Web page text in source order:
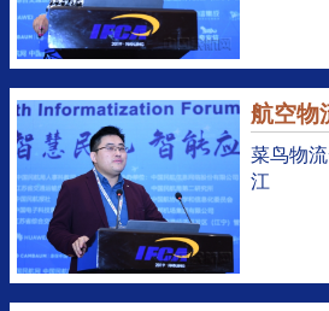
航空物
菜鸟物
江